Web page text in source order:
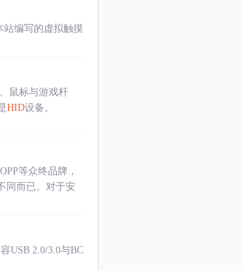
站编写的虚拟触摸
鼠标与游戏杆
HID设备。
等众终品牌，
同而已。对于安
USB 2.0/3.0与BC